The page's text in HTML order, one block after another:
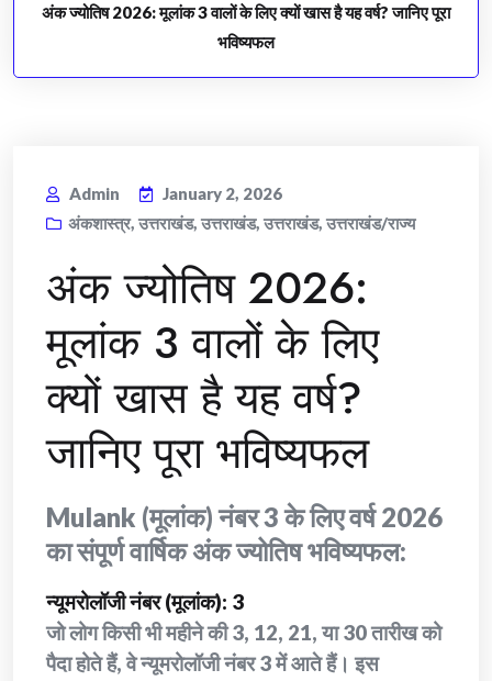
अंक ज्योतिष 2026: मूलांक 3 वालों के लिए क्यों खास है यह वर्ष? जानिए पूरा
भविष्यफल
Admin
January 2, 2026
अंकशास्त्र, उत्तराखंड, उत्तराखंड, उत्तराखंड, उत्तराखंड/राज्य
अंक ज्योतिष 2026:
मूलांक 3 वालों के लिए
क्यों खास है यह वर्ष?
जानिए पूरा भविष्यफल
Mulank (मूलांक) नंबर 3 के लिए वर्ष 2026
का संपूर्ण वार्षिक अंक ज्योतिष भविष्यफल:
न्यूमरोलॉजी नंबर (मूलांक): 3
जो लोग किसी भी महीने की 3, 12, 21, या 30 तारीख को
पैदा होते हैं, वे न्यूमरोलॉजी नंबर 3 में आते हैं। इस